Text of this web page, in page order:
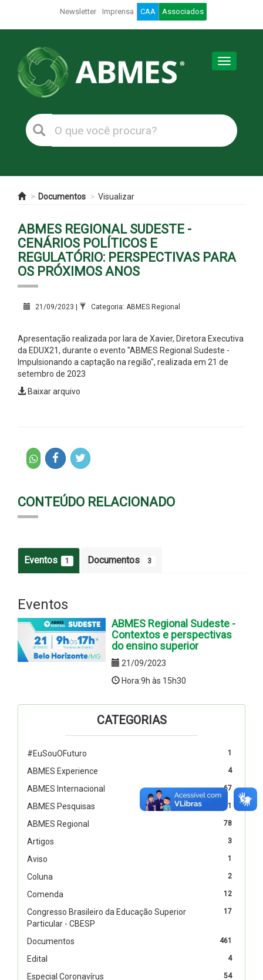
Newsletter Imprensa CAA Associados
Toggle
Documentos Visualizar
ABMES REGIONAL SUDESTE -
CENÁRIOS POLÍTICOS E
REGULATÓRIO: PERSPECTIVAS PARA
OS PRÓXIMOS ANOS
21/09/2023 | Categoria: ABMES Regional
Apresentação realizada por Iara de Xavier, Diretora Executiva
da EDUX21, durante o evento "ABMES Regional Sudeste -
Impulsionando a captação na região", realizada em 21 de
setembro de 2023
Baixar arquivo
CONTEÚDO RELACIONADO
Eventos 1 Documentos 3
Eventos
ABMES Regional Sudeste -
Contextos e perspectivas
do ensino superior
21/09/2023
Hora:9h às 15h30
CATEGORIAS
1
#EuSouOFuturo
4
ABMES Experience
67
ABMES Internacional
1
ABMES Pesquisas
78
ABMES Regional
3
Artigos
1
Aviso
2
Coluna
12
Comenda
17
Congresso Brasileiro da Educação Superior
Particular - CBESP
461
Documentos
4
Edital
54
Especial Coronavírus